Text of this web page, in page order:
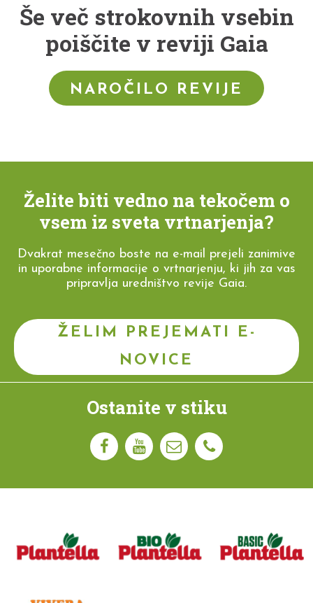
Še več strokovnih vsebin
poiščite v reviji Gaia
NAROČILO REVIJE
Želite biti vedno na tekočem o
vsem iz sveta vrtnarjenja?
Dvakrat mesečno boste na e-mail prejeli zanimive
in uporabne informacije o vrtnarjenju, ki jih za vas
pripravlja uredništvo revije Gaia.
ŽELIM PREJEMATI E-
NOVICE
Ostanite v stiku